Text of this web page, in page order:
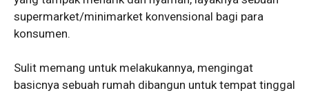
supermarket/minimarket konvensional bagi para
konsumen.
Sulit memang untuk melakukannya, mengingat
basicnya sebuah rumah dibangun untuk tempat tinggal